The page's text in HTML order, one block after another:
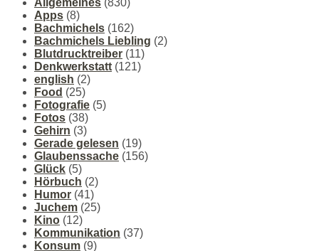
Allgemeines (830)
Apps (8)
Bachmichels (162)
Bachmichels Liebling (2)
Blutdrucktreiber (11)
Denkwerkstatt (121)
english (2)
Food (25)
Fotografie (5)
Fotos (38)
Gehirn (3)
Gerade gelesen (19)
Glaubenssache (156)
Glück (5)
Hörbuch (2)
Humor (41)
Juchem (25)
Kino (12)
Kommunikation (37)
Konsum (9)